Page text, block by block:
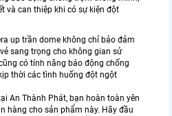
và can thiệp khi có sự kiện đột
up trần dome không chỉ bảo đảm
sang trọng cho không gian sử
có tính năng báo động chống
thời các tình huống đột ngột
An Thành Phát, bạn hoàn toàn yên
hàng cho sản phẩm này. Hãy đầu